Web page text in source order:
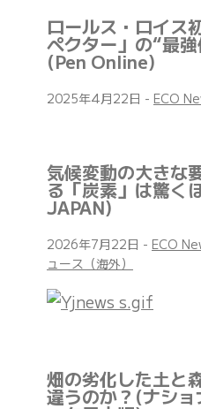
ロールス・ロイス
ペクター」の“最
(Pen Online)
2025年4月22日 - ECO
気候変動の大きな
る「炭素」は驚く
JAPAN)
2026年7月22日 - ECO
ュース（海外）
畑の劣化した土と
違うのか？(ナショ